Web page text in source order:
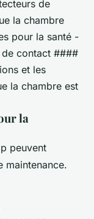
de
la chambre
pour la santé -
contact ####
et les
la chambre est
la
peuvent
maintenance.